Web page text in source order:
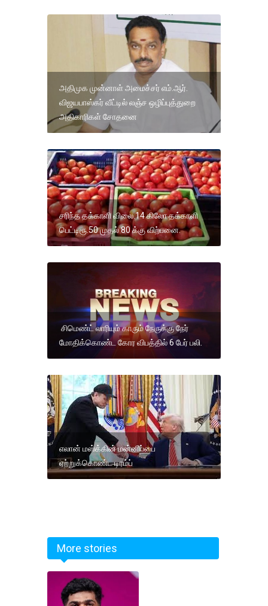
அதிமுக முன்னாள் அமைச்சர் எம்.ஆர்.
விஜயபாஸ்கர் வீட்டில் லஞ்ச ஒழிப்புத்துறை
அதிகாரிகள் சோதனை
சரிந்த தக்காளி விலை.14 கிலோ தக்காளி
பெட்டிரூ.50 முதல் 80 க்கு விற்பனை.
சிமெண்ட் லாரியும் காரும் நேருக்கு நேர்
மோதிக்கொண்ட கோர விபத்தில் 6 பேர் பலி.
எலான் மஸ்க்கின் மன்னிப்பை
ஏற்றுக்கொண்ட டிரம்ப்
More stories